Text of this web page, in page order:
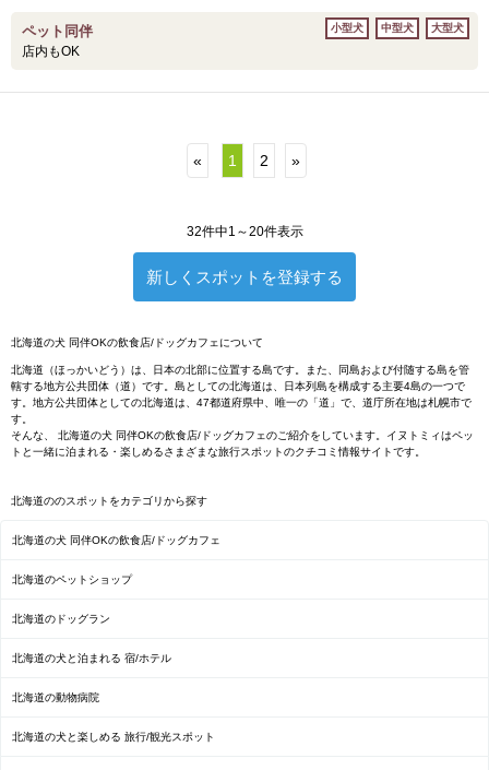
ペット同伴
店内もOK
小型犬 中型犬 大型犬
« 1 2 »
32件中1～20件表示
新しくスポットを登録する
北海道の犬 同伴OKの飲食店/ドッグカフェについて
北海道（ほっかいどう）は、日本の北部に位置する島です。また、同島および付随する島を管
轄する地方公共団体（道）です。島としての北海道は、日本列島を構成する主要4島の一つで
す。地方公共団体としての北海道は、47都道府県中、唯一の「道」で、道庁所在地は札幌市で
す。
そんな、 北海道の犬 同伴OKの飲食店/ドッグカフェのご紹介をしています。イヌトミィはペッ
トと一緒に泊まれる・楽しめるさまざまな旅行スポットのクチコミ情報サイトです。
北海道ののスポットをカテゴリから探す
北海道の犬 同伴OKの飲食店/ドッグカフェ
北海道のペットショップ
北海道のドッグラン
北海道の犬と泊まれる 宿/ホテル
北海道の動物病院
北海道の犬と楽しめる 旅行/観光スポット